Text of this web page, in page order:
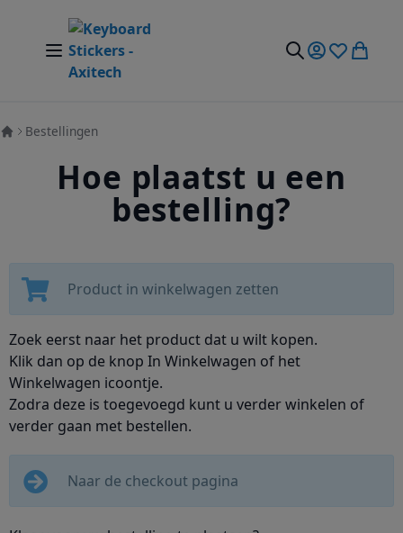
Ga naar de inhoud
Nav Aan/Uit Schakelen Mijn account
Verlanglijst
Bestellingen
Hoe plaatst u een
bestelling?
Product in winkelwagen zetten
Zoek eerst naar het product dat u wilt kopen.
Klik dan op de knop In Winkelwagen of het
Winkelwagen icoontje.
Zodra deze is toegevoegd kunt u verder winkelen of
verder gaan met bestellen.
Naar de checkout pagina